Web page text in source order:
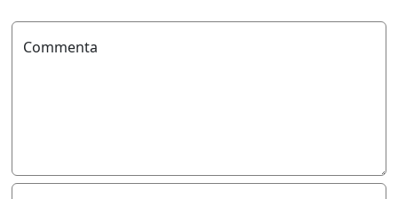
Commenta